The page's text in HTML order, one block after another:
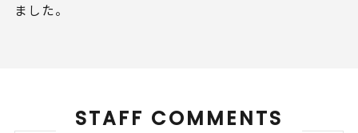
ました。
STAFF COMMENTS